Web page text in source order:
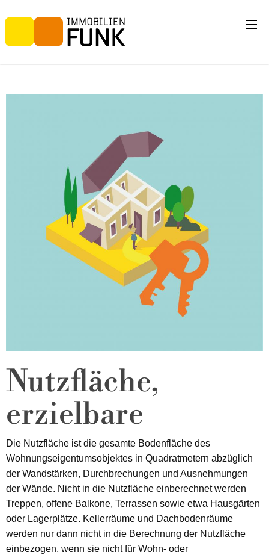
Nutzfläche,
erzielbare
Die Nutzfläche ist die gesamte Bodenfläche des
Wohnungseigentumsobjektes in Quadratmetern abzüglich
der Wandstärken, Durchbrechungen und Ausnehmungen
der Wände. Nicht in die Nutzfläche einberechnet werden
Treppen, offene Balkone, Terrassen sowie etwa Hausgärten
oder Lagerplätze. Kellerräume und Dachbodenräume
werden nur dann nicht in die Berechnung der Nutzfläche
einbezogen, wenn sie nicht für Wohn- oder